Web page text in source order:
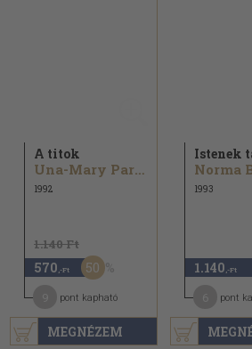
MEGNÉZEM
A titok
Una-Mary Parker
1992
1.140 Ft
570 ,-Ft 50
pont kapható
Istenek
Norma
1993
1.140 ,-Ft
pont